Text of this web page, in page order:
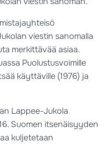
viestin sanomalla
merkittävää asiaa.
Puolustusvoimille
käyttäville (1976) ja
Lappee-Jukola
Suomen itsenäisyyden
kuljetetaan